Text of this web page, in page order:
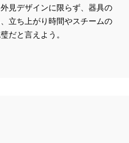
見デザインに限らず、器具の
立ち上がり時間やスチームの
だと言えよう。